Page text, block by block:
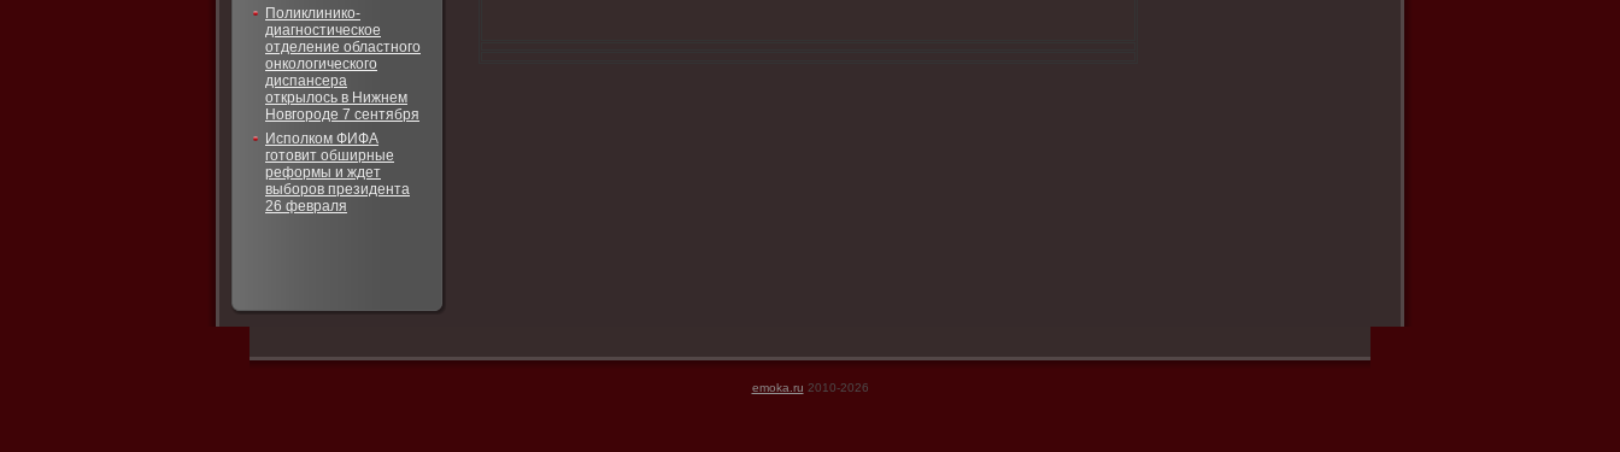
Поликлинико-
диагностическое
отделение областного
онкологического
диспансера
открылось в Нижнем
Новгороде 7 сентября
Исполком ФИФА
готовит обширные
реформы и ждет
выборов президента
26 февраля
emoka.ru 2010-2026